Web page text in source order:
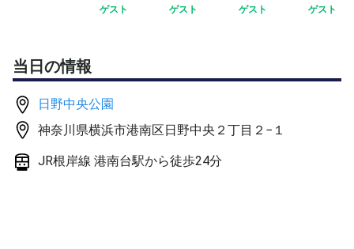
※真剣にゲームをする余り、パートナーのミスを責めたり
しない方(笑)
※遅刻なさるとアップ(10分間)が短くなってしまいます
が、ご理解下さいmm
※4時間参加希望の初めましての方は、どちらかのみ承認
になる事があります
ゲスト
ゲスト
ゲスト
ゲスト
当日の情報
日野中央公園
神奈川県横浜市港南区日野中央２丁目２−１
JR根岸線 港南台駅から徒歩24分